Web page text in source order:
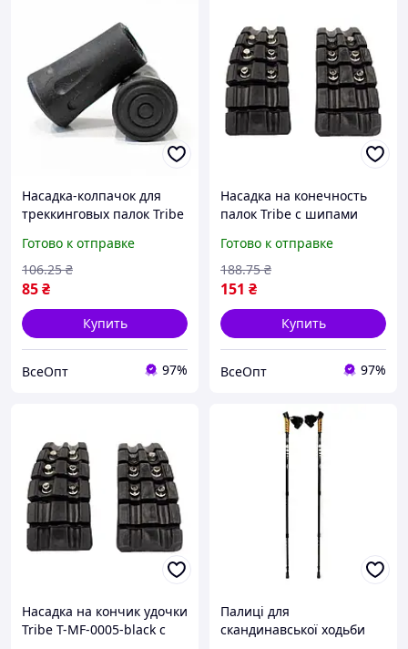
Насадка-колпачок для
треккинговых палок Tribe
для трейлраннинга и
активного отдыха
Готово к отправке
85₴
106.25 ₴
Купить
ВсеОпт 97%
Насадка на конечность
палок Tribe с шипами
для активного отдыха,
прочный материал
Готово к отправке
151 ₴
188.75 ₴
Купить
ВсеОпт 97%
Насадка на кончик удочки
Tribe T-MF-0005-black с
Палиці для
скандинавської ходьби